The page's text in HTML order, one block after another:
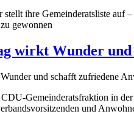
ihre Gemeinderatsliste auf
gewonnen
wirkt Wunder
Gemeinderatsfraktion in
und